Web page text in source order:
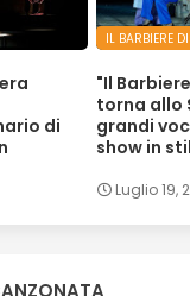
di
IL BARBIERE
"Il
torna allo
grandi
show in
Luglio 19,